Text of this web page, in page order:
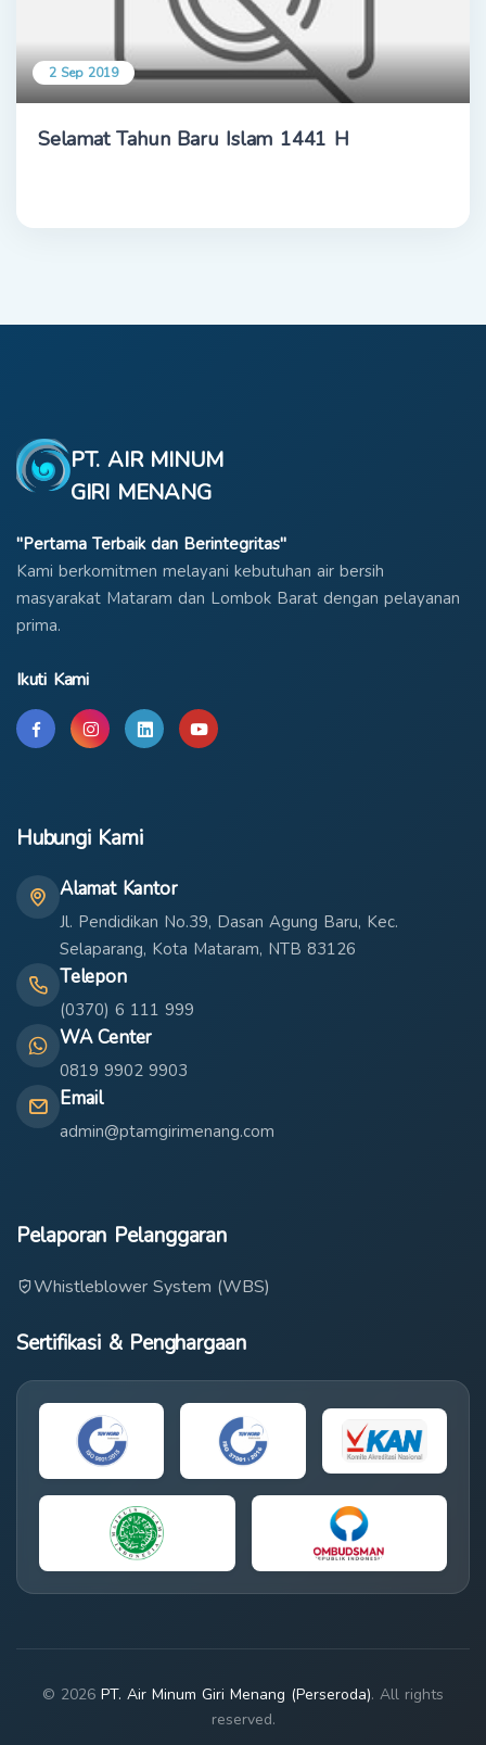
2 Sep 2019
Selamat Tahun Baru Islam 1441 H
PT. AIR MINUM
GIRI MENANG
"Pertama Terbaik dan Berintegritas"
Kami berkomitmen melayani kebutuhan air bersih
masyarakat Mataram dan Lombok Barat dengan pelayanan
prima.
Ikuti Kami
Hubungi Kami
Alamat Kantor
Jl. Pendidikan No.39, Dasan Agung Baru, Kec.
Selaparang, Kota Mataram, NTB 83126
Telepon
(0370) 6 111 999
WA Center
0819 9902 9903
Email
admin@ptamgirimenang.com
Pelaporan Pelanggaran
Whistleblower System (WBS)
Sertifikasi & Penghargaan
© 2026 PT. Air Minum Giri Menang (Perseroda). All rights
reserved.